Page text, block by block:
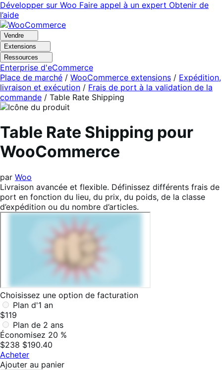
Aller
à
la
navigation
Aller
au
contenu
principal
Développer sur Woo Faire appel à un expert Obtenir de
l’aide
Vendre
Extensions
Ressources
Enterprise d'eCommerce
Place de marché / WooCommerce extensions / Expédition,
livraison et exécution / Frais de port à la validation de la
commande / Table Rate Shipping
Table Rate Shipping pour
WooCommerce
par Woo
Livraison avancée et flexible. Définissez différents frais de
port en fonction du lieu, du prix, du poids, de la classe
d’expédition ou du nombre d’articles.
Choisissez une option de facturation
Plan d'1 an
$119
Plan de 2 ans
Économisez 20 %
$238 $190.40
Acheter
Ajouter au panier